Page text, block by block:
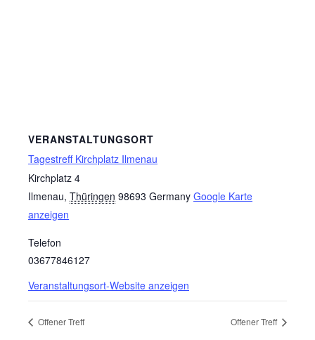
VERANSTALTUNGSORT
Tagestreff Kirchplatz Ilmenau
Kirchplatz 4
Ilmenau, Thüringen 98693 Germany Google Karte
anzeigen
Telefon
03677846127
Veranstaltungsort-Website anzeigen
Offener Treff Offener Treff